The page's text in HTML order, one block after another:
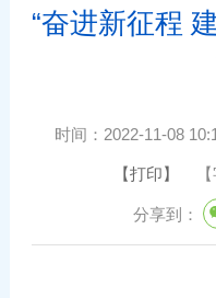
“奋进新征程
时间： 2022-11-08
【打印】
分享到：